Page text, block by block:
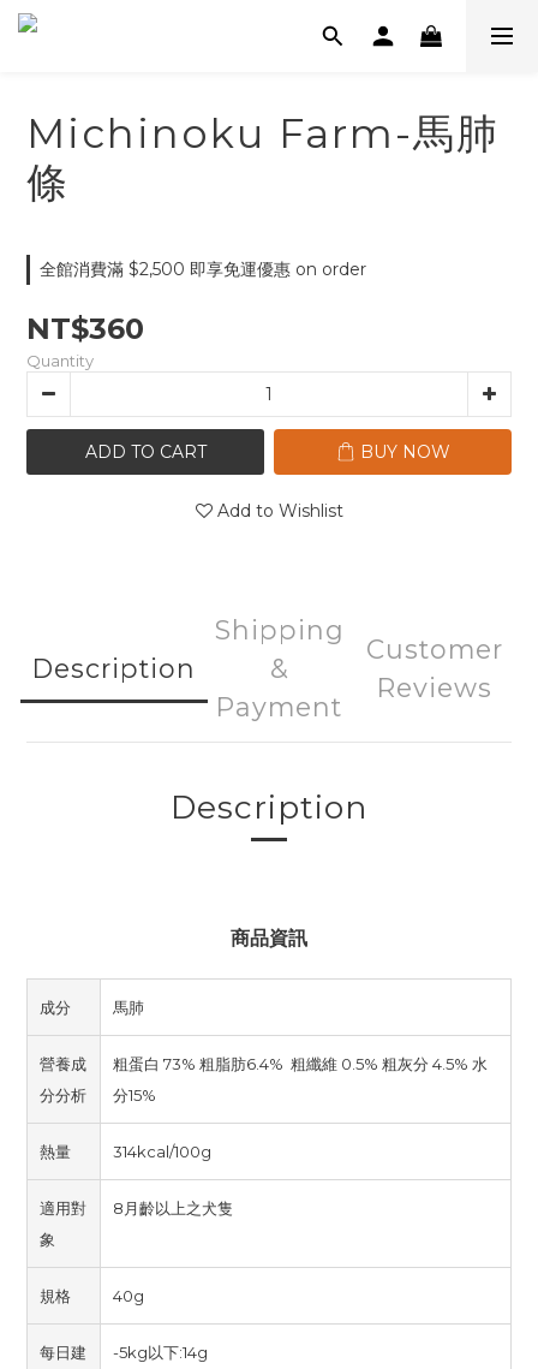
Michinoku Farm-馬肺
條
全館消費滿 $2,500 即享免運優惠 on order
NT$360
Quantity
ADD TO CART BUY NOW
Add to Wishlist
Description
Shipping
&
Payment
Customer
Reviews
Description
商品資訊
成分 馬肺
營養成
分分析
粗蛋白 73% 粗脂肪6.4% 粗纖維 0.5% 粗灰分 4.5% 水
分15%
熱量 314kcal/100g
適用對
象
8月齡以上之犬隻
規格 40g
每日建
-5kg以下:14g